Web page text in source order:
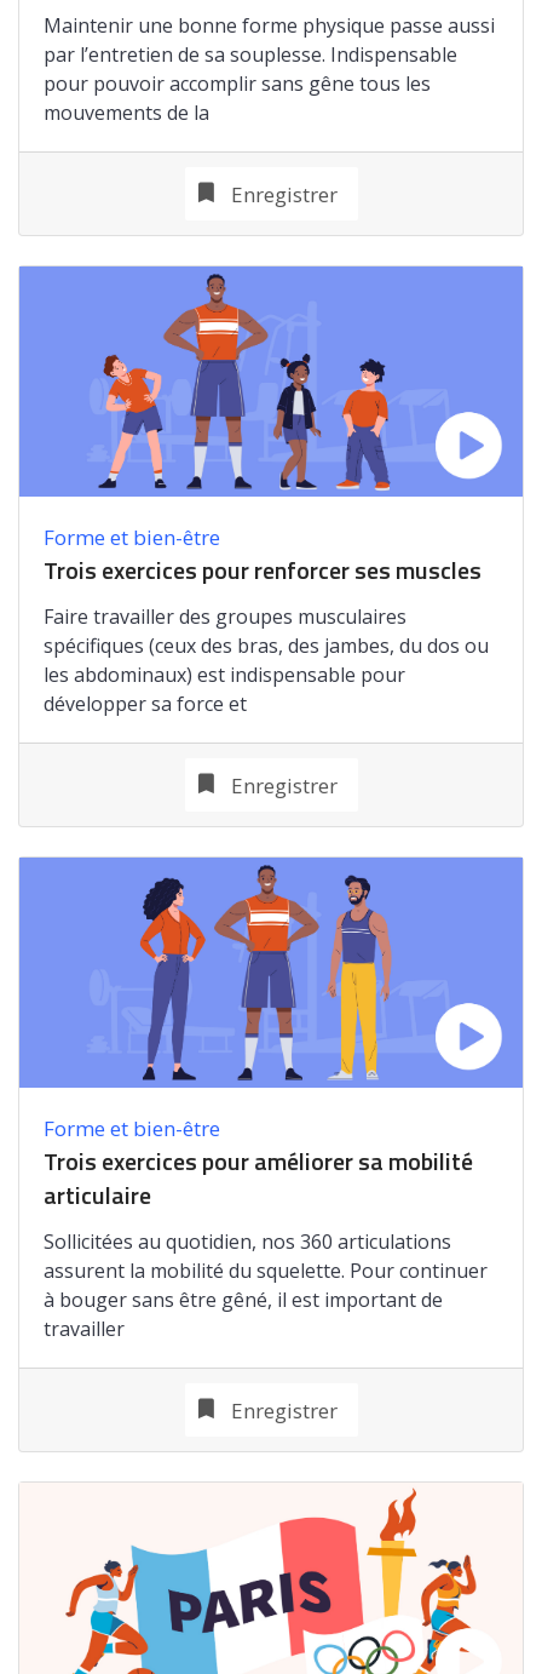
Maintenir une bonne forme physique passe aussi
par l’entretien de sa souplesse. Indispensable
pour pouvoir accomplir sans gêne tous les
mouvements de la
Enregistrer
Forme et bien-être
Trois exercices pour renforcer ses muscles
Faire travailler des groupes musculaires
spécifiques (ceux des bras, des jambes, du dos ou
les abdominaux) est indispensable pour
développer sa force et
Enregistrer
Forme et bien-être
Trois exercices pour améliorer sa mobilité
articulaire
Sollicitées au quotidien, nos 360 articulations
assurent la mobilité du squelette. Pour continuer
à bouger sans être gêné, il est important de
travailler
Enregistrer